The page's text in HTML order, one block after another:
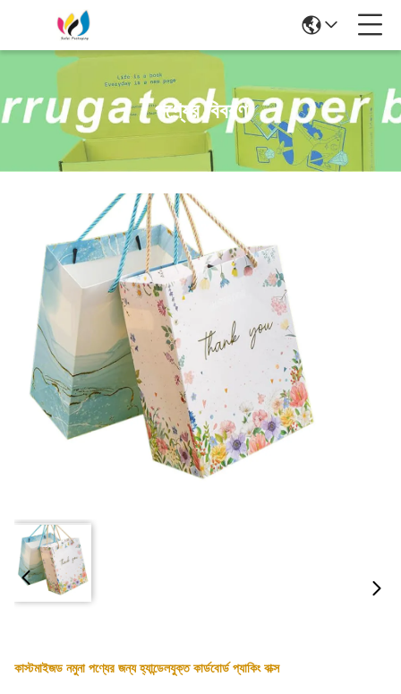
পণ্যের বিবরণ
কাস্টমাইজড নমুনা পণ্যের জন্য হ্যান্ডেলযুক্ত কার্ডবোর্ড প্যাকিং বাক্স